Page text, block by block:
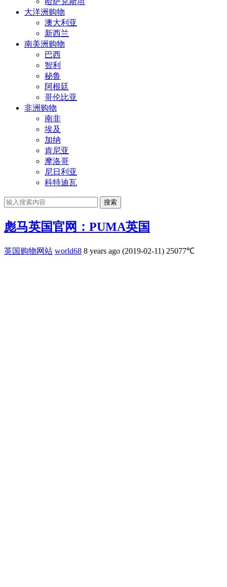
大洋洲购物
澳大利亚
新西兰
南美洲购物
巴西
智利
秘鲁
阿根廷
哥伦比亚
非洲购物
南非
埃及
加纳
肯尼亚
摩洛哥
尼日利亚
科特迪瓦
搜索
彪马英国官网：PUMA英国
英国购物网站 world68 8 years ago (2019-02-11) 25077℃